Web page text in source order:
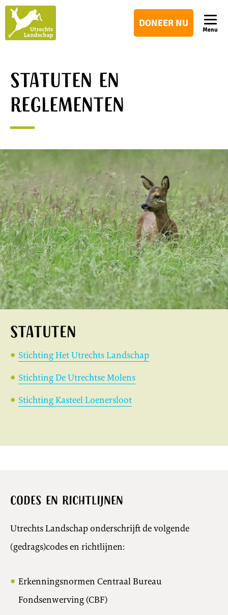
DONEER NU
Menu
Statuten en
reglementen
Statuten
Stichting Het Utrechts Landschap
Stichting De Utrechtse Molens
Stichting Kasteel Loenersloot
Codes en richtlijnen
Utrechts Landschap onderschrijft de volgende
(gedrags)codes en richtlijnen:
Erkenningsnormen Centraal Bureau
Fondsenwerving (CBF)